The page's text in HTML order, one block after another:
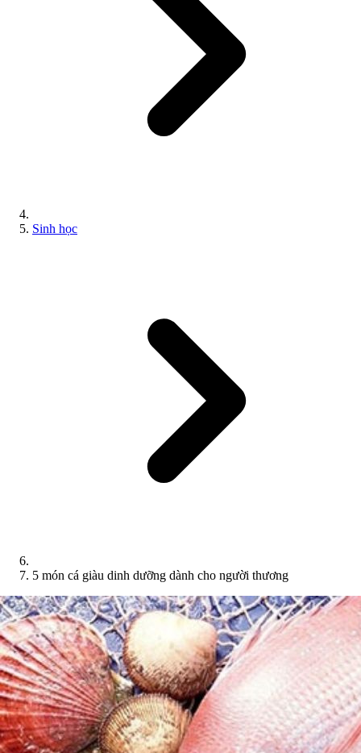
Sinh học
5 món cá giàu dinh dưỡng dành cho người thương